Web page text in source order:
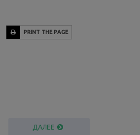
PRINT THE PAGE
ДАЛЕЕ